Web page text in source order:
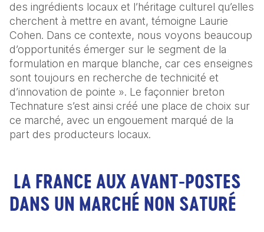
des ingrédients locaux et l’héritage culturel qu’elles
cherchent à mettre en avant, témoigne Laurie
Cohen. Dans ce contexte, nous voyons beaucoup
d’opportunités émerger sur le segment de la
formulation en marque blanche, car ces enseignes
sont toujours en recherche de technicité et
d’innovation de pointe ». Le façonnier breton
Technature s’est ainsi créé une place de choix sur
ce marché, avec un engouement marqué de la
part des producteurs locaux.
LA FRANCE AUX AVANT-POSTES
DANS UN MARCHÉ NON SATURÉ